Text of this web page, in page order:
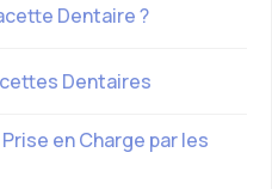
Dentaire ?
Dentaires
en Charge par les